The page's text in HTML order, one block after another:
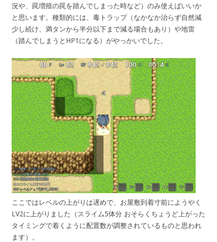
況や、罠増殖の罠を踏んでしまった時など）のみ使えばいいか
と思います。種類的には、毒トラップ（なかなか治らず自然減
少し続け、満タンから半分以下まで減る場合もあり）や地雷
（踏んでしまうとHP1になる）がやっかいでした。
ここではレベルの上がりは遅めで、お屋敷到着寸前にようやく
LV2に上がりました（スライム5体分 おそらくちょうど上がった
タイミングで着くように配置数が調整されているものと思われ
ます）。